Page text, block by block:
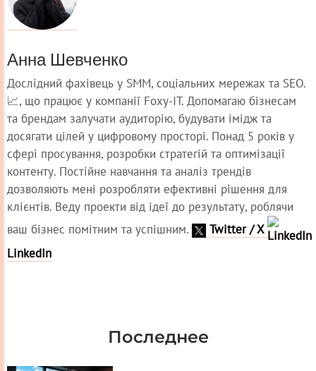
Анна Шевченко
Дослідний фахівець у SMM, соціальних мережах та SEO.
📈, що працює у компанії Foxy-IT. Допомагаю бізнесам
та брендам залучати аудиторію, будувати імідж та
досягати цілей у цифровому просторі. Понад 5 років у
сфері просування, розробки стратегій та оптимізації
контенту. Постійне навчання та аналіз трендів
дозволяють мені розробляти ефективні рішення для
клієнтів. Веду проекти від ідеї до результату, роблячи
ваш бізнес помітним та успішним.
Twitter / X
LinkedIn
Последнее